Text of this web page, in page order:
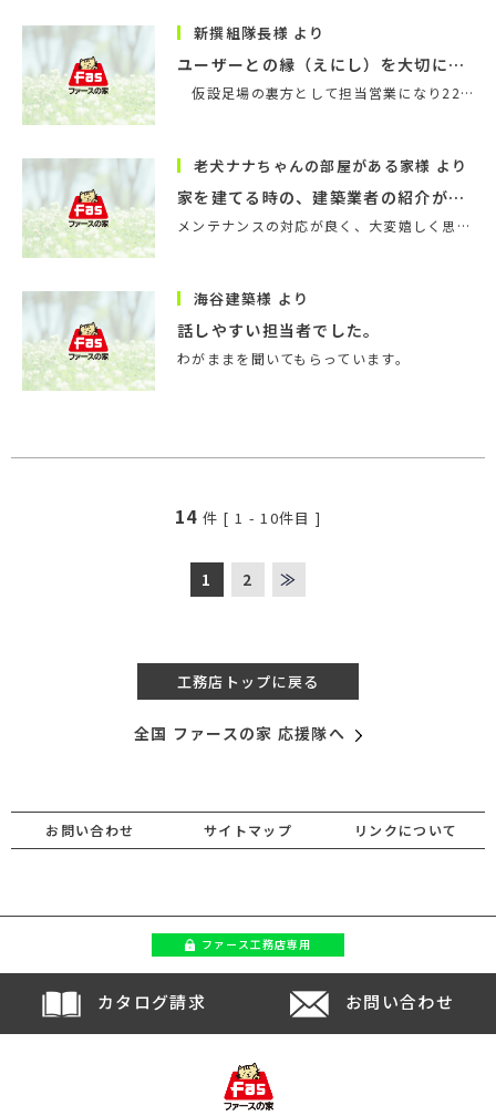
新撰組隊長様 より
ユーザーとの縁（えにし）を大切にする企業団体です。
仮設足場の裏方として担当営業になり22年目に入り、感謝の言葉しか浮かびません。御社はハウスメーカー…
老犬ナナちゃんの部屋がある家様 より
家を建てる時の、建築業者の紹介が最初の出会いの場であり、大…
メンテナンスの対応が良く、大変嬉しく思っています。
海谷建築様 より
話しやすい担当者でした。
わがままを聞いてもらっています。
14 件 [1 -10件目 ]
1 2 ≫
工務店トップに戻る
全国 ファースの家 応援隊へ
お問い合わせ サイトマップ リンクについて
ファース工務店専用
カタログ請求 お問い合わせ